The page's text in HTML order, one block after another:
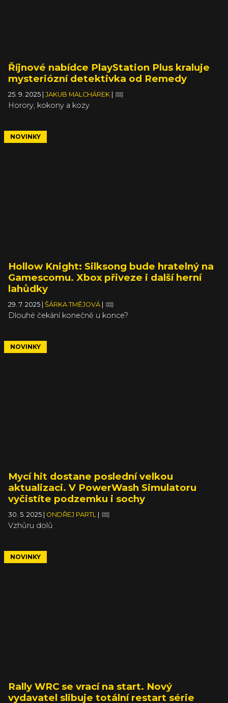
Říjnové nabídce PlayStation Plus kraluje
mysteriózní detektivka od Remedy
25. 9. 2025 JAKUB MALCHÁREK
Horory, kokony a kozy
NOVINKY
Hollow Knight: Silksong bude hratelný na
Gamescomu. Xbox přiveze i další herní
lahůdky
29. 7. 2025 ŠÁRKA TMĚJOVÁ
Dlouhé čekání konečně u konce?
NOVINKY
Mycí hit dostane poslední velkou
aktualizaci. V PowerWash Simulatoru
vyčistíte podzemku i sochy
30. 5. 2025 ONDŘEJ PARTL
Vzhůru dolů
NOVINKY
Rally WRC se vrací na start. Nový
vydavatel slibuje totální restart série